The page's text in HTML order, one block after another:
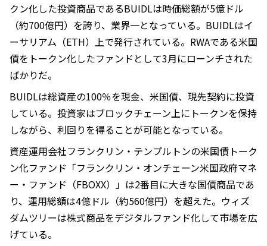
クン化した投資商品であるBUIDLは時価総額が5億ドル
（約700億円）を誇り、業界一となっている。BUIDLはイ
ーサリアム（ETH）上で発行されている。RWAである米国
債をトークン化したファンドとして3月にローンチされた
ばかりだ。
BUIDLは総資産の100％を現金、米国債、現先契約に投資
している。投資家はブロックチェーン上にトークンを保持
しながら、利回りを得ることが可能となっている。
資産運用会社フランクリン・テンプルトンの米国債トーク
ン化ファンド「フランクリン・オンチェーン米国政府マネ
ー・ファンド（FBOXX）」は2番目に大きな国債商品であ
り、運用総額は4億ドル（約560億円）を超えた。ウィズ
ダムツリーは株式商品をデジタルファンド化して市場を広
げている。